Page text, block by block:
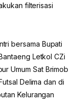
filterisasi
bersama Bupati
Letkol CZi
Umum Sat Brimob
Delima dan di
Kelurangan